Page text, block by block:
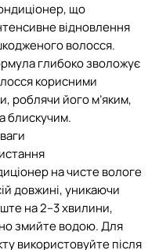
що
відновлення
волосся.
глибоко зволожує
корисними
роблячи його м’яким,
блискучим.
на чисте вологе
довжині, уникаючи
на 2–3 хвилини,
змийте водою. Для
використовуйте після